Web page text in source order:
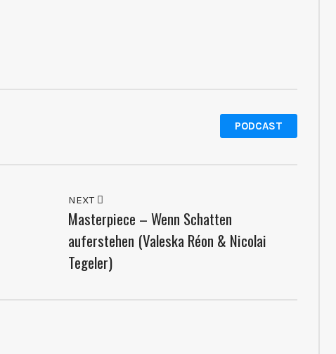
PODCAST
NEXT
Masterpiece – Wenn Schatten
auferstehen (Valeska Réon & Nicolai
Tegeler)